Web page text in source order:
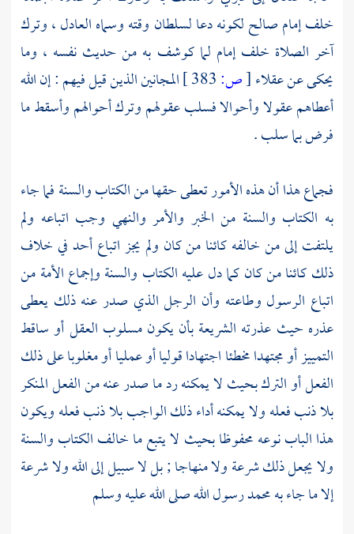
خلف إمام صالح لكونه دعا لسلطان وقته وسماه العادل ، وترك
آخر الصلاة خلف إمام لما كوشف به من حديث نفسه ، وما
يحكى عن عقلاء[ص:
المجانين الذين قيل فيهم : إن الله
أعطاهم عقولا وأحوالا فسلب عقولهم وترك أحوالهم وأسقط ما
فرض بما سلب .
فجماع هذا أن هذه الأمور تعطى حقها من الكتاب والسنة فما جاء
به الكتاب والسنة من الخبر والأمر والنهي وجب اتباعه ولم
يلتفت إلى من خالفه كائنا من كان ولم يجز اتباع أحد في خلاف
ذلك كائنا من كان كما دل عليه الكتاب والسنة وإجماع الأمة من
اتباع الرسول وطاعته وأن الرجل الذي صدر عنه ذلك يعطى
عذره حيث عذرته الشريعة بأن يكون مسلوب العقل أو ساقط
التمييز أو مجتهدا مخطئا اجتهادا قوليا أو عمليا أو مغلوبا على ذلك
الفعل أو الترك بحيث لا يمكنه رد ما صدر عنه من الفعل المنكر
بلا ذنب فعله ولا يمكنه أداء ذلك الواجب بلا ذنب فعله ويكون
هذا الباب نوعه محفوظا بحيث لا يتبع ما خالف الكتاب والسنة
ولا يجعل ذلك شرعة ولا منهاجا ; بل لا سبيل إلى الله ولا شرعة
إلا ما جاء بهمحمدرسول الله صلى الله عليه وسلم